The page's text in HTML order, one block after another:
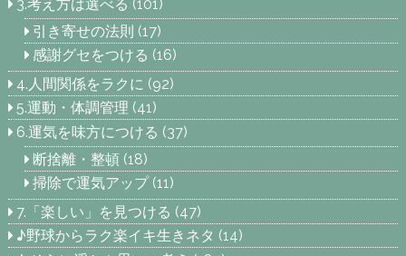
3.考え方は選べる (101)
引き寄せの法則 (17)
感謝グセをつける (16)
4.人間関係をラクに (92)
5.運動・体調管理 (41)
6.運気を味方につける (37)
断捨離・整頓(18)
掃除で運気アップ(11)
7.「楽しい」を見つける (47)
♪野球からラク楽イキ生きネタ (14)